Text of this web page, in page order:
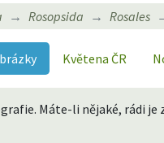
Rosopsida Rosales
Květena ČR
Máte-li nějaké, rádi